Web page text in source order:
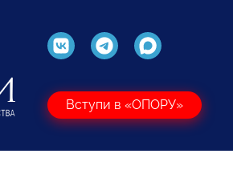
Вступи в «ОПОРУ»